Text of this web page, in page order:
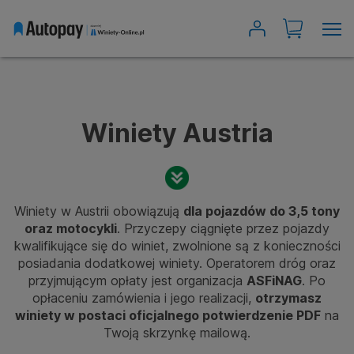
Słowacja
Słowenia
Szwajcaria
Węgry
Chorwacja
Winiety Austria
Winiety w Austrii obowiązują dla pojazdów do 3,5 tony
oraz motocykli. Przyczepy ciągnięte przez pojazdy
kwalifikujące się do winiet, zwolnione są z konieczności
posiadania dodatkowej winiety. Operatorem dróg oraz
przyjmującym opłaty jest organizacja ASFiNAG. Po
opłaceniu zamówienia i jego realizacji, otrzymasz
winiety w postaci oficjalnego potwierdzenie PDF na
Twoją skrzynkę mailową.